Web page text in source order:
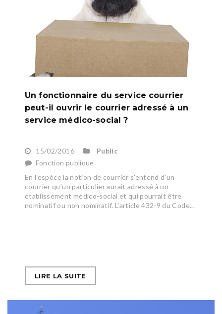
Un fonctionnaire du service courrier
peut-il ouvrir le courrier adressé à un
service médico-social ?
15/02/2016
Public
Fonction publique
En l’espèce la notion de courrier s'entend d'un
courrier qu’un particulier aurait adressé à un
établissement médico-social et qui pourrait être
nominatif ou non nominatif. L'article 432-9 du Code...
LIRE LA SUITE